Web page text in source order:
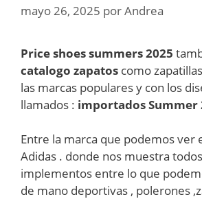
mayo 26, 2025 porAndrea
Price shoessummers 2025
catalogo zapatos como
las marcas populares y con los
llamados : importados Summer
Entre la marca que podemos ver
Adidas . donde nos muestra
implementos entre lo que
de mano deportivas , polerones